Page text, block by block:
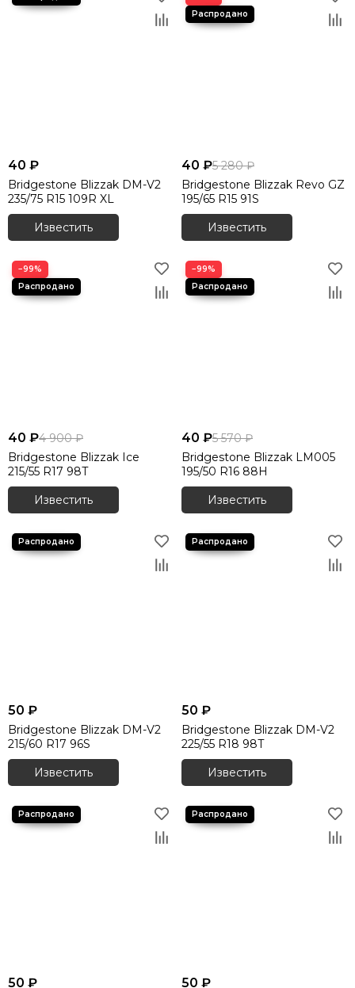
40 ₽
Bridgestone Blizzak DM-V2
235/75 R15 109R XL
Известить
40 ₽5 280 ₽
Bridgestone Blizzak Revo GZ
195/65 R15 91S
Известить
−99%
40 ₽4 900 ₽
Bridgestone Blizzak Ice
215/55 R17 98T
Известить
−99%
40 ₽5 570 ₽
Bridgestone Blizzak LM005
195/50 R16 88H
Известить
50 ₽
Bridgestone Blizzak DM-V2
215/60 R17 96S
Известить
50 ₽
Bridgestone Blizzak DM-V2
225/55 R18 98T
Известить
50 ₽ 50 ₽